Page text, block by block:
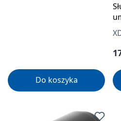
Do koszyka